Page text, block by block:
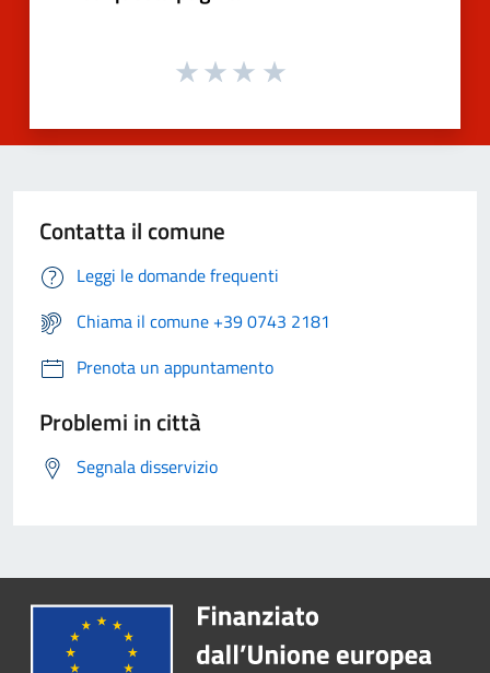
Contatta il comune
Leggi le domande frequenti
Chiama il comune +39 0743 2181
Prenota un appuntamento
Problemi in città
Segnala disservizio